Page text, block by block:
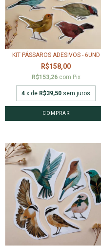
KIT PÁSSAROS ADESIVOS - 6UND
R$158,00
R$153,26 com Pix
4 x de R$39,50 sem juros